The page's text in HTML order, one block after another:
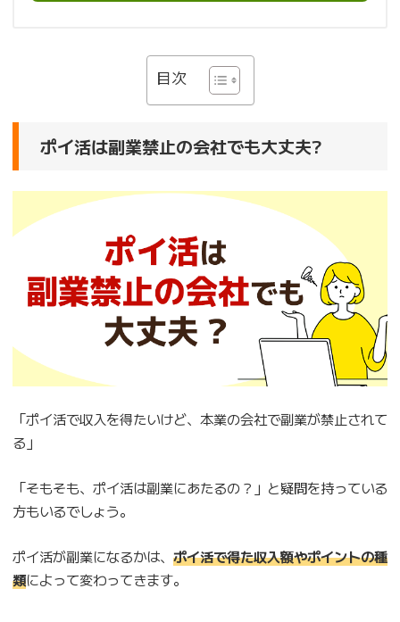
目次
ポイ活は副業禁止の会社でも大丈夫?
「ポイ活で収入を得たいけど、本業の会社で副業が禁止されて
る」
「そもそも、ポイ活は副業にあたるの？」と疑問を持っている
方もいるでしょう。
ポイ活が副業になるかは、 ポイ活で得た収入額やポイントの種
類によって変わってきます。